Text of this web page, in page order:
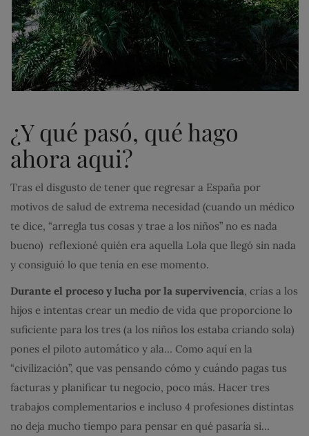
¿Y qué pasó, qué hago
ahora aqui?
Tras el disgusto de tener que regresar a España por
motivos de salud de extrema necesidad (cuando un médico
te dice, “arregla tus cosas y trae a los niños” no es nada
bueno) reflexioné quién era aquella Lola que llegó sin nada
y consiguió lo que tenía en ese momento.
Durante el proceso y lucha por la supervivencia, crías a los
hijos e intentas crear un medio de vida que proporcione lo
suficiente para los tres (a los niños los estaba criando sola)
pones el piloto automático y ala… Como aquí en la
“civilización”, que vas pensando cómo y cuándo pagas tus
facturas y planificar tu negocio, poco más. Hacer tres
trabajos complementarios e incluso 4 profesiones distintas
no deja mucho tiempo para pensar en qué pasaría si…